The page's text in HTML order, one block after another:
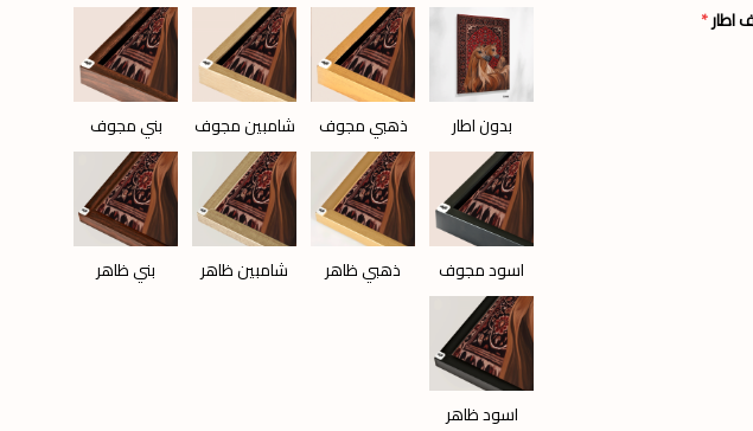
اطار*
بدون اطار ذهبي مجوف شامبين مجوف بني مجوف
اسود مجوف ذهبي ظاهر شامبين ظاهر بني ظاهر
اسود ظاهر